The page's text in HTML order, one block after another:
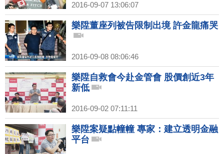
2016-09-07 13:06:07
樂陞董座列被告限制出境 許金龍痛哭
2016-09-08 08:06:46
樂陞自救會今赴金管會 股價創近3年
新低
2016-09-02 07:11:11
樂陞案疑點幢幢 專家：建立透明金融
平台